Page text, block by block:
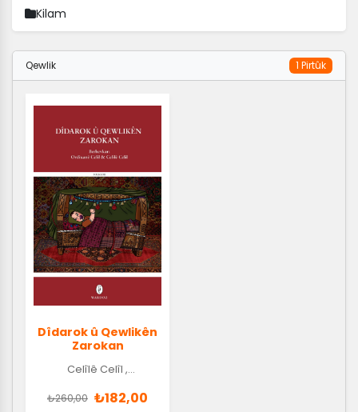
Kilam
Qewlik 1 Pirtûk
Dîdarok û Qewlikên
Zarokan
Celîlê Celîl ,
Ordîxanê Celîl
₺260,00 ₺182,00